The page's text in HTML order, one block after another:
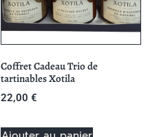
Coffret Cadeau Trio de
tartinables Xotila
22,00 €